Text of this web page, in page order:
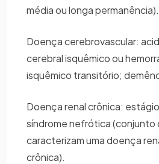
média ou longa permanência).
Doença cerebrovascular:
cerebral isquêmico ou
isquêmico transitório;
Doença renal crônica:
síndrome nefrótica (conjunto
caracterizam uma doença
crônica).